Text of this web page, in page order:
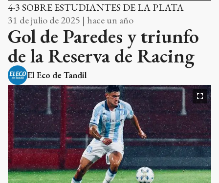
4-3 SOBRE ESTUDIANTES DE LA PLATA
31 de julio de 2025 | hace un año
Gol de Paredes y triunfo
de la Reserva de Racing
El Eco de Tandil